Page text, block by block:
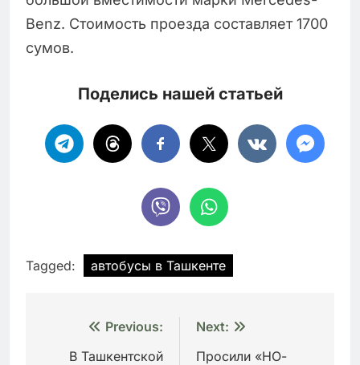
Benz. Стоимость проезда составляет 1700
сумов.
Поделись нашей статьей
Tagged: автобусы в Ташкенте
Навигация
Previous:
В Ташкентской
Next:
Просили «НО-